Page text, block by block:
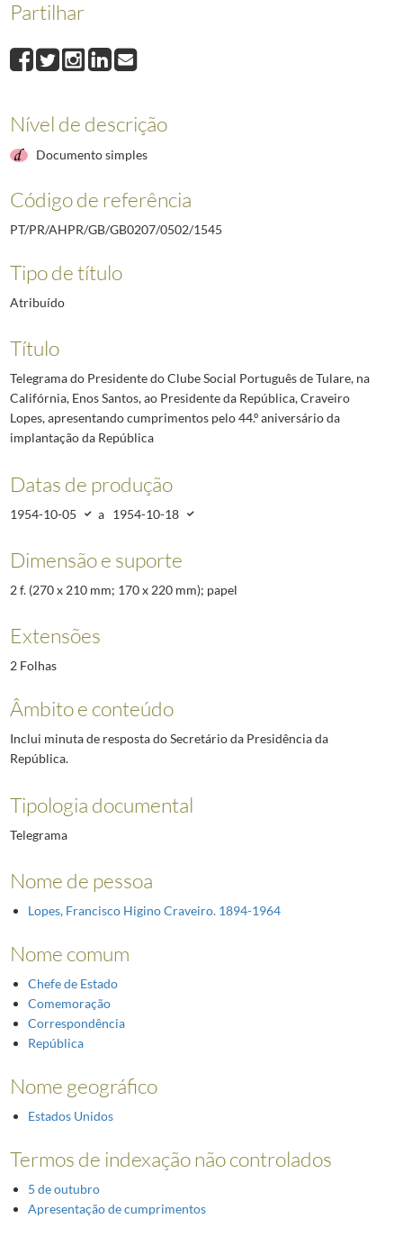
1547Ofício do Presidente da Câmara de Freixo de Espada à Cinta, Augusto
1548Ofício do Secretário Permanente do Sínodo da Igreja Evangélica
1550
Telegrama do Presidente da Comissão Concelhia de Lamego de
2492Telegrama do Governador Militar Interino da Madeira ao Chefe da
Partilhar
Nível de descrição
Documento simples
Código de referência
PT/PR/AHPR/GB/GB0207/0502/1545
Tipo de título
Atribuído
Título
Telegrama do Presidente do Clube Social Português de Tulare, na
Califórnia, Enos Santos, ao Presidente da República, Craveiro
Lopes, apresentando cumprimentos pelo 44.º aniversário da
implantação da República
Datas de produção
1954-10-05 a 1954-10-18
Dimensão e suporte
2 f. (270 x 210 mm; 170 x 220 mm); papel
Extensões
2 Folhas
Âmbito e conteúdo
Inclui minuta de resposta do Secretário da Presidência da
República.
Tipologia documental
Telegrama
Nome de pessoa
Lopes, Francisco Higino Craveiro. 1894-1964
Nome comum
Chefe de Estado
Comemoração
Correspondência
República
Nome geográfico
Estados Unidos
Termos de indexação não controlados
5 de outubro
Apresentação de cumprimentos